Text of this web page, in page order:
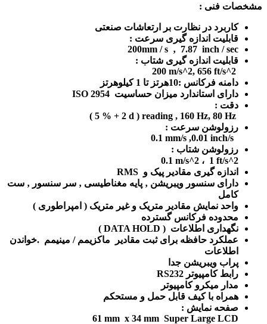
مشخصات فنی :
کاربرد در نظارت بر ارتعاشات صنعتی
قابلیت اندازه گیری سرعت :
200mm / s ‚ 7.87 inch / sec
قابلیت اندازه گیری شتاب :
200 m/s^2, 656 ft/s^2
دامنه فرکانس :10هرتز تا 1 کیلوهرتز
دارای استاندارد میزان حساسیت ISO 2954
دقت :
( 5 % + 2 d ) reading , 160 Hz, 80 Hz
رزولوشن سرعت :
0.1 mm/s ,0.01 inch/s
رزولوشن شتاب :
0.1 m/s^2 ، 1 ft/s^2
اندازه گیری مقادیر پیک و RMS
دارای سنسور ویبریشن ‚ پایه مغناطیسی ‚ سر سنسور ‚ ست
کامل
واحد نمایش مقادیر متریک و غیر متریک ( امپراطوری )
محدوده فرکانس گسترده
نگهداری اطلاعات ( DATA HOLD )
عملکرد حافظه برای ثبت مقادیر ماکزیمم / مینیمم .خواندن
اطلاعات
پراب ویبریشن جدا
رابط کامپیوتر RS232
مدار میکرو کامپیوتر
همراه با کیف قابل حمل و مستحکم
صفحه نمایش :
61 mm x 34 mm Super Large LCD